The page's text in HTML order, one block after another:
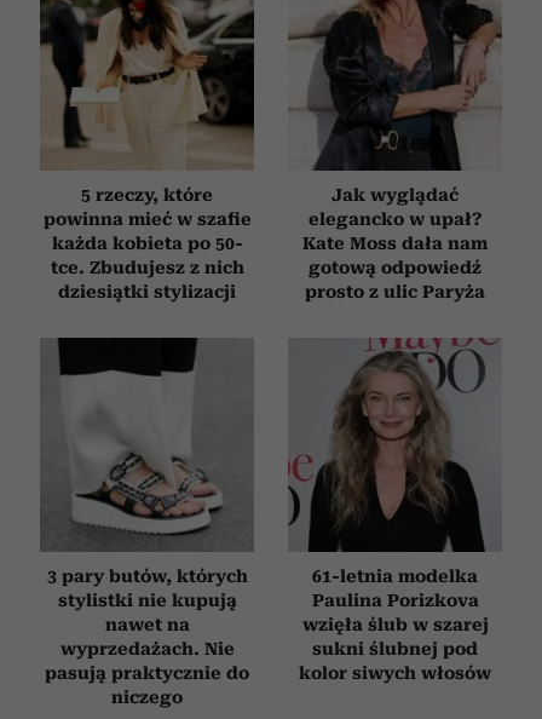
5 rzeczy, które
powinna mieć w szafie
każda kobieta po 50-
tce. Zbudujesz z nich
dziesiątki stylizacji
Jak wyglądać
elegancko w upał?
Kate Moss dała nam
gotową odpowiedź
prosto z ulic Paryża
3 pary butów, których
stylistki nie kupują
nawet na
wyprzedażach. Nie
pasują praktycznie do
niczego
61-letnia modelka
Paulina Porizkova
wzięła ślub w szarej
sukni ślubnej pod
kolor siwych włosów